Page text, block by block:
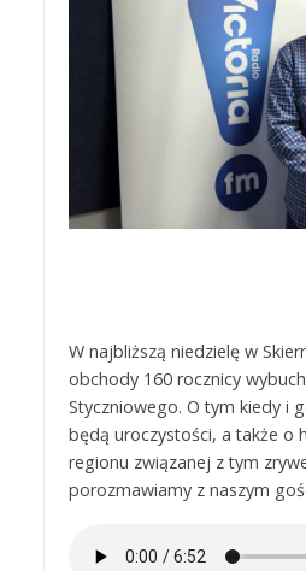
W najbliższą niedzielę w
obchody 160 rocznicy
Styczniowego. O tym kiedy i
będą uroczystości, a także o
regionu związanej z tym
porozmawiamy z naszym